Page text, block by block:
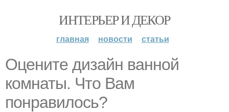
ИНТЕРЬЕР И ДЕКОР
главная новости статьи
Оцените дизайн ванной
комнаты. Что Вам
понравилось?